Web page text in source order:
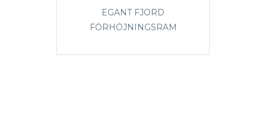
EGANT FJORD
FÖRHÖJNINGSRAM